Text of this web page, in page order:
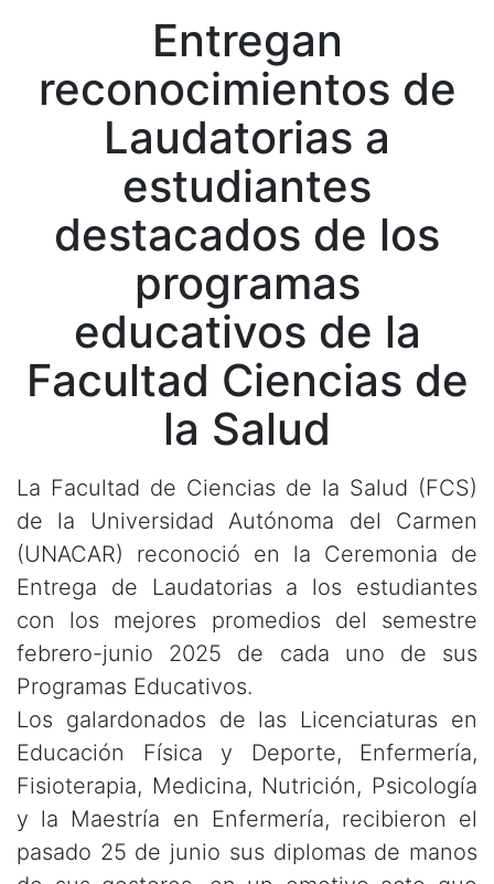
Entregan
reconocimientos de
Laudatorias a
estudiantes
destacados de los
programas
educativos de la
Facultad Ciencias de
la Salud
La Facultad de Ciencias de la Salud (FCS)
de la Universidad Autónoma del Carmen
(UNACAR) reconoció en la Ceremonia de
Entrega de Laudatorias a los estudiantes
con los mejores promedios del semestre
febrero-junio 2025 de cada uno de sus
Programas Educativos.
Los galardonados de las Licenciaturas en
Educación Física y Deporte, Enfermería,
Fisioterapia, Medicina, Nutrición, Psicología
y la Maestría en Enfermería, recibieron el
pasado 25 de junio sus diplomas de manos